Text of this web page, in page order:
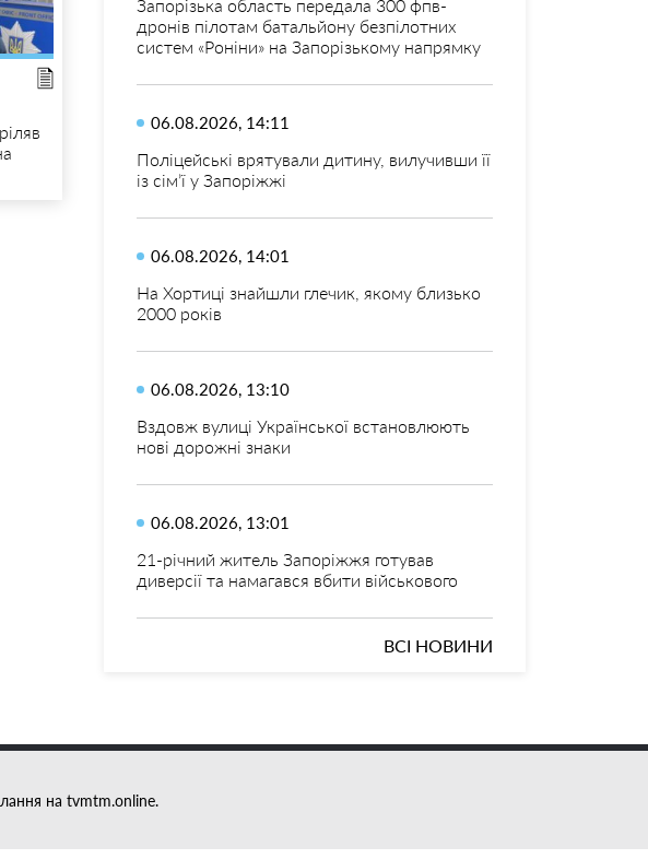
Запорізька область передала 300 фпв-
дронів пілотам батальйону безпілотних
систем «Роніни» на Запорізькому напрямку
06.08.2026, 14:11
Поліцейські врятували дитину, вилучивши її
із сім’ї у Запоріжжі
06.08.2026, 14:01
На Хортиці знайшли глечик, якому близько
2000 років
06.08.2026, 13:10
Вздовж вулиці Української встановлюють
нові дорожні знаки
06.08.2026, 13:01
21-річний житель Запоріжжя готував
диверсії та намагався вбити військового
ВСІ НОВИНИ
на tvmtm.online.